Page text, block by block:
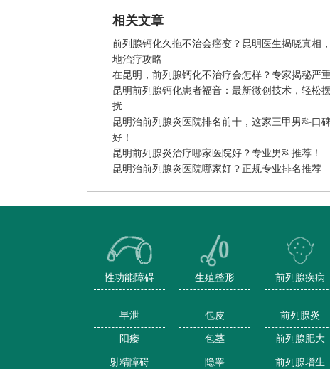
相关文章
前列腺钙化久拖不治会癌变？昆明医生揭晓真相
地治疗攻略
在昆明，前列腺钙化不治疗会怎样？专家揭秘严
昆明前列腺钙化患者福音：最新微创技术，轻松
扰
昆明治前列腺炎医院排名前十，这家三甲男科口
好！
昆明前列腺炎治疗哪家医院好？专业男科推荐！
昆明治前列腺炎医院哪家好？正规专业排名推荐
性功能障碍
早泄
阳痿
射精障碍
生殖整形
包皮
包茎
隐睾
前列腺疾病
前列腺炎
前列腺肥大
前列腺增生